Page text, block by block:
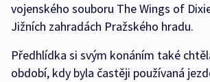
vojenského souboru The Wings of
Jižních zahradách Pražského hradu.
Předhlídka si svým konáním také
období, kdy byla častěji používaná